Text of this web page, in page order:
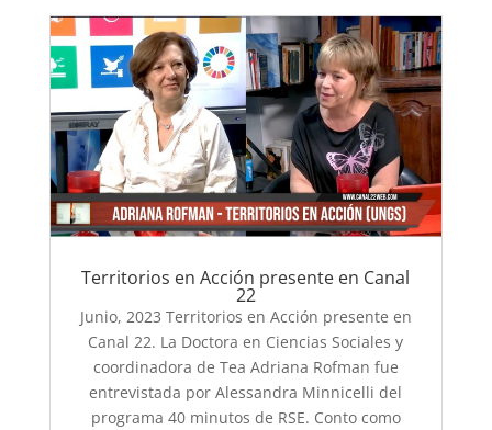
Territorios en Acción presente en Canal
22
Junio, 2023 Territorios en Acción presente en
Canal 22. La Doctora en Ciencias Sociales y
coordinadora de Tea Adriana Rofman fue
entrevistada por Alessandra Minnicelli del
programa 40 minutos de RSE. Conto como